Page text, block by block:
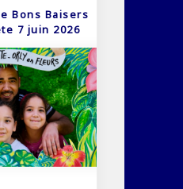
Bons Baisers
7 juin 2026